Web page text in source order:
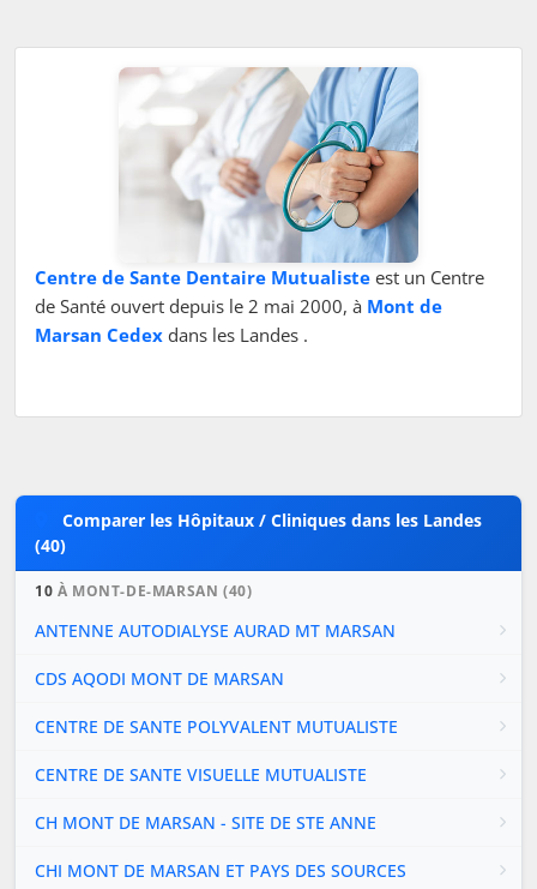
Centre de Sante Dentaire Mutualiste est un Centre
de Santé ouvert depuis le 2 mai 2000, à Mont de
Marsan Cedex dans les Landes .
Comparer les Hôpitaux / Cliniques dans les Landes
(40)
10 À MONT-DE-MARSAN (40)
ANTENNE AUTODIALYSE AURAD MT MARSAN
CDS AQODI MONT DE MARSAN
CENTRE DE SANTE POLYVALENT MUTUALISTE
CENTRE DE SANTE VISUELLE MUTUALISTE
CH MONT DE MARSAN - SITE DE STE ANNE
CHI MONT DE MARSAN ET PAYS DES SOURCES